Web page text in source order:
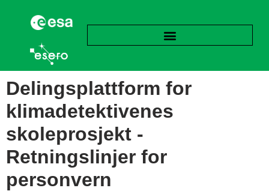
Delingsplattform for
klimadetektivenes
skoleprosjekt -
Retningslinjer for
personvern